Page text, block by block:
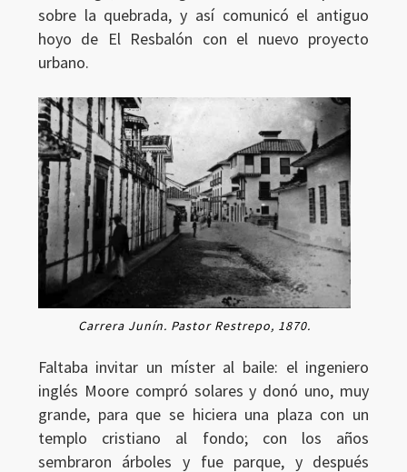
sobre la quebrada, y así comunicó el antiguo
hoyo de El Resbalón con el nuevo proyecto
urbano.
Carrera Junín. Pastor Restrepo, 1870.
Faltaba invitar un míster al baile: el ingeniero
inglés Moore compró solares y donó uno, muy
grande, para que se hiciera una plaza con un
templo cristiano al fondo; con los años
sembraron árboles y fue parque, y después
Ingresar